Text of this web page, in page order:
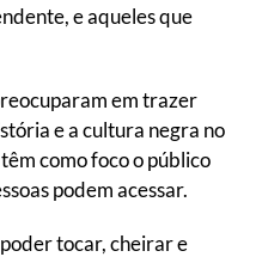
e aqueles que
em trazer
e a cultura negra no
como foco o público
podem acessar.
tocar, cheirar e